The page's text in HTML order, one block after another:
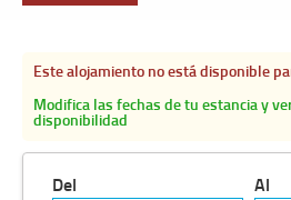
Este alojamiento no está disponible
Modifica las fechas de tu estancia y
disponibilidad
Del Al